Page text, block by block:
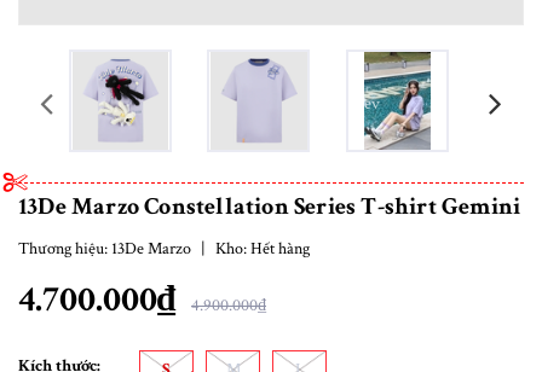
prev
13De Marzo Constellation Series T-shirt Gemini
Thương hiệu: 13De Marzo | Kho:Hết hàng
4.700.000₫ 4.900.000₫
Kích thước: